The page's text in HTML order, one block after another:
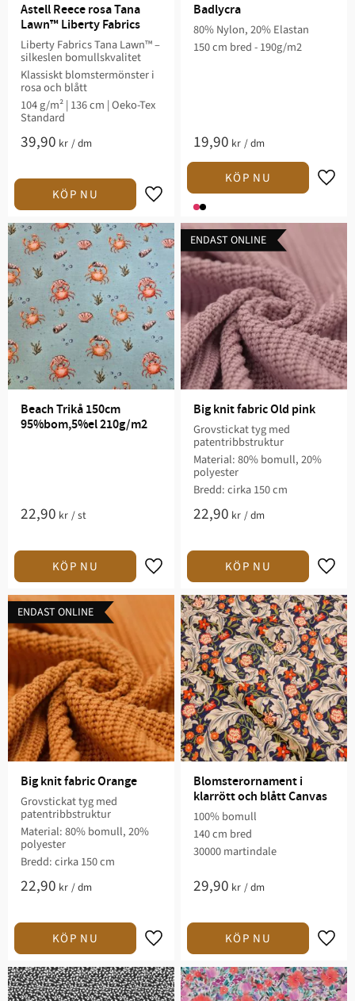
Astell Reece rosa Tana
Lawn™ Liberty Fabrics
Liberty Fabrics Tana Lawn™ –
silkeslen bomullskvalitet
Klassiskt blomstermönster i
rosa och blått
104 g/m² | 136 cm | Oeko-Tex
Standard
39,90 kr /dm
Lägg till i favoriter
Badlycra
80% Nylon, 20% Elastan​
150 cm bred - 190g/m2
19,90 kr /dm
Beach Trikå 150cm
95%bom,5%el 210g/m2
22,90 kr /st
Lägg till i favoriter
Big knit fabric Old pink
Grovstickat tyg med
patentribbstruktur
Material: 80% bomull, 20%
polyester
Bredd: cirka 150 cm
22,90 kr /dm
ENDAST ONLINE
Big knit fabric Orange
Grovstickat tyg med
patentribbstruktur
Material: 80% bomull, 20%
polyester
Bredd: cirka 150 cm
22,90 kr /dm
ENDAST ONLINE
Lägg till i favoriter
Blomsterornament i
klarrött och blått Canvas
100% bomull
140 cm bred
30000 martindale
29,90 kr /dm